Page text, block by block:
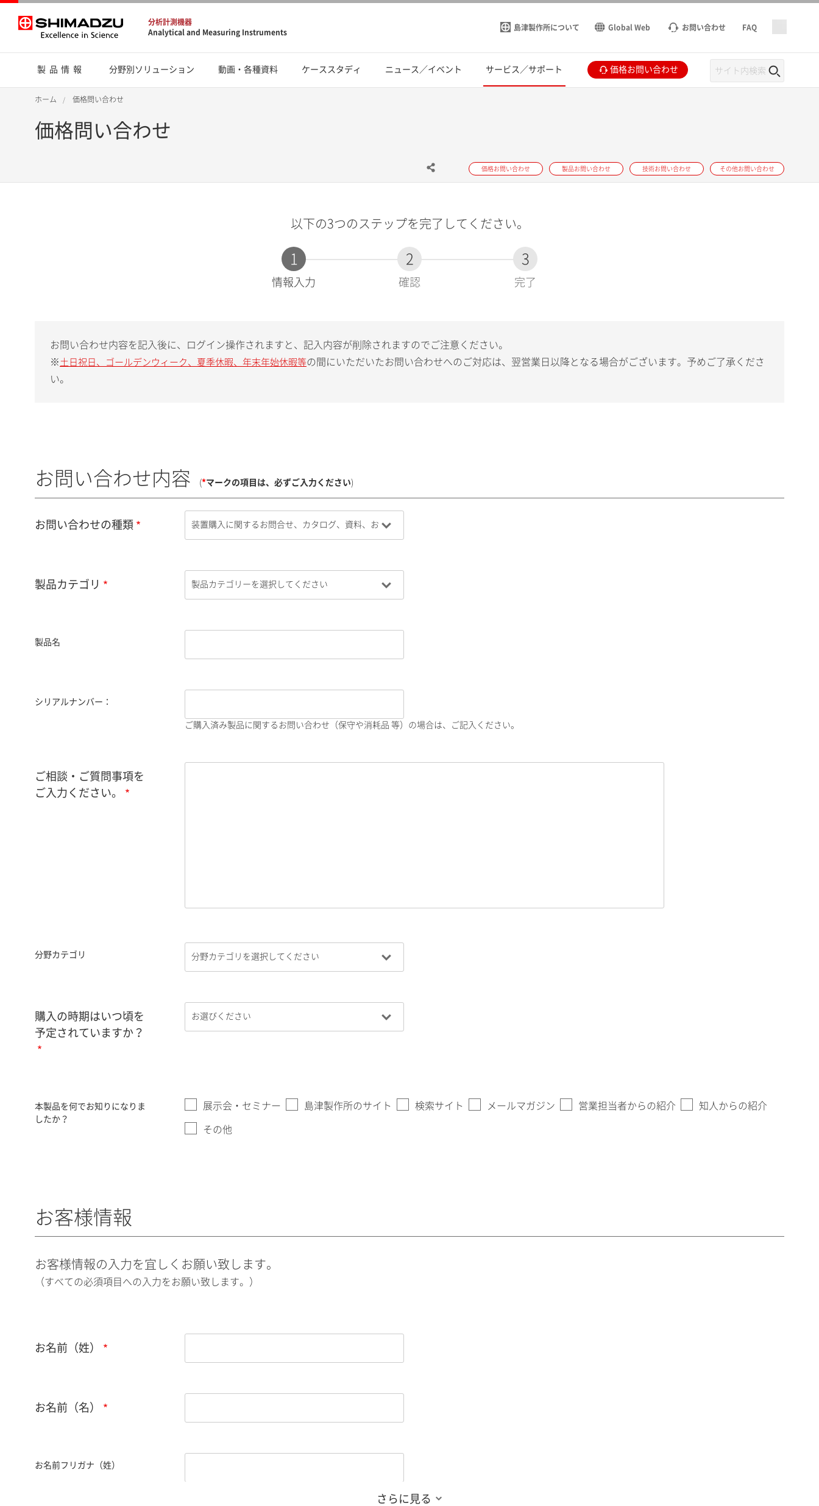
分析計測機器
Analytical and Measuring Instruments
島津製作所について Global Web お問い合わせ FAQ
製品情報 分野別ソリューション 動画・各種資料 ケーススタディ ニュース／イベント サービス／サポート 価格お問い合わせ
ホーム 価格問い合わせ
価格問い合わせ
価格お問い合わせ 製品お問い合わせ 技術お問い合わせ その他お問い合わせ
以下の3つのステップを完了してください。
1
現
情報入力
2
確認
3
完了
お問い合わせ内容を記入後に、ログイン操作されますと、記入内容が削除されますのでご注意ください。
※ 土日祝日、ゴールデンウィーク、夏季休暇、年末年始休暇等の間にいただいたお問い合わせへのご対応は、翌営業日以降となる場合がございます。予めご了承くださ
い。
お問い合わせ内容 (*マークの項目は、必ずご入力ください)
お問い合わせの種類
製品カテゴリ
製品名
シリアルナンバー：
ご購入済み製品に関するお問い合わせ（保守や消耗品 等）の場合は、ご記入ください。
ご相談・ご質問事項を
ご入力ください。
分野カテゴリ
購入の時期はいつ頃を
予定されていますか？
本製品を何でお知りになりま
したか？
展示会・セミナー 島津製作所のサイト 検索サイト メールマガジン 営業担当者からの紹介 知人からの紹介
その他
お客様情報
お客様情報の入力を宜しくお願い致します。
（すべての必須項目への入力をお願い致します。）
お名前（姓）
お名前（名）
お名前フリガナ（姓）
さらに見る